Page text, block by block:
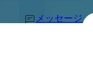
メッセージ